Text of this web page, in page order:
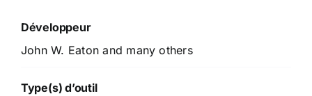
Développeur
John W. Eaton and many others
Type(s) d’outil